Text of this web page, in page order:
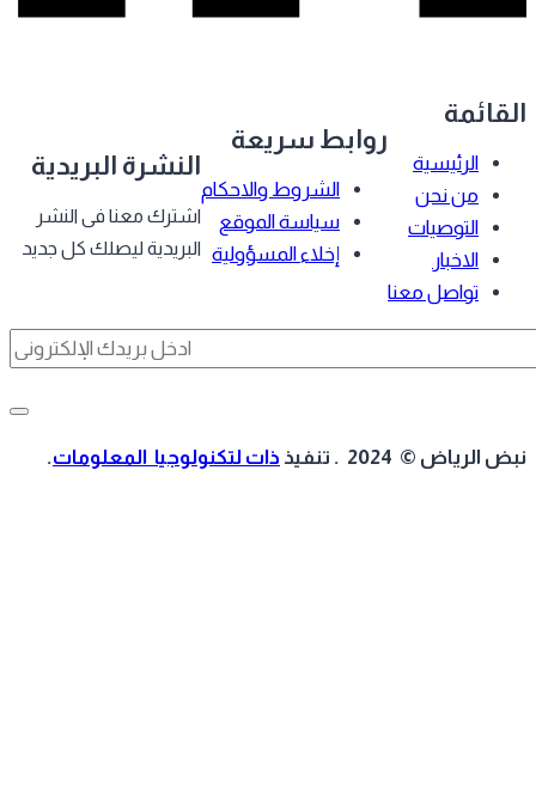
الرئيسية
من نحن
التوصيات
الاخبار
تواصل معنا
روابط سريعة
الشروط والاحكام
سياسة الموقع
إخلاء المسؤولية
النشرة البريدية
اشترك معنا فى النشر
البريدية ليصلك كل جديد
الرياض © 2024 . تنفيذ ذات لتكنولوجيا المعلومات.